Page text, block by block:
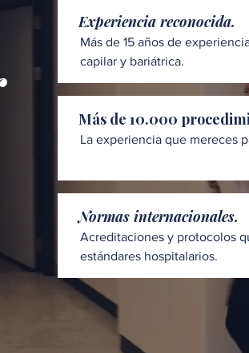
Experiencia reconocida.
Más de 15 años de
capilar y bariátrica.
Más de 10.000
La experiencia que mereces
Normas internacionales.
Acreditaciones y protocolos
estándares hospitalarios.